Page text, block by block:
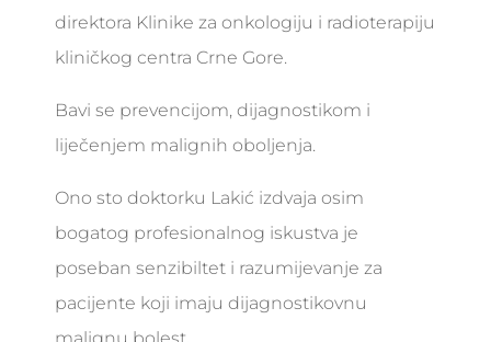
direktora Klinike za onkologiju i radioterapiju
kliničkog centra Crne Gore.
Bavi se prevencijom, dijagnostikom i
liječenjem malignih oboljenja.
Ono sto doktorku Lakić izdvaja osim
bogatog profesionalnog iskustva je
poseban senzibiltet i razumijevanje za
pacijente koji imaju dijagnostikovnu